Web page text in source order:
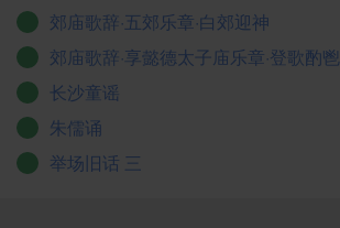
郊庙歌辞·五郊乐章·白郊迎神
郊庙歌辞·享懿德太子庙乐章·登歌酌鬯
长沙童谣
朱儒诵
举场旧话 三